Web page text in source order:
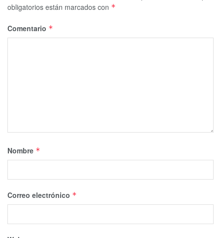
obligatorios están marcados con *
Comentario *
Nombre *
Correo electrónico *